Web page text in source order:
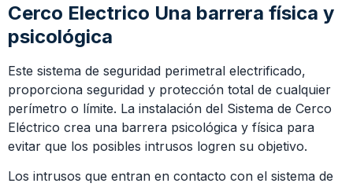
Cerco Electrico Una barrera física y
psicológica
Este sistema de seguridad perimetral electrificado,
proporciona seguridad y protección total de cualquier
perímetro o límite. La instalación del Sistema de Cerco
Eléctrico crea una barrera psicológica y física para
evitar que los posibles intrusos logren su objetivo.
Los intrusos que entran en contacto con el sistema de